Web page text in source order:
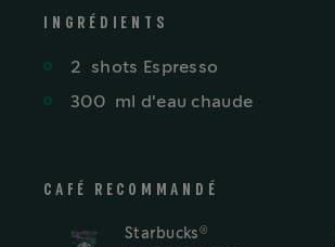
INGRÉDIENTS
2 shots Espresso
300 ml d'eau chaude
CAFÉ RECOMMANDÉ
Starbucks ®